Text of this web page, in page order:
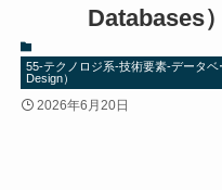
Databases）
55-テクノロジ系-技術要素-データ
Design）
2026年6月20日